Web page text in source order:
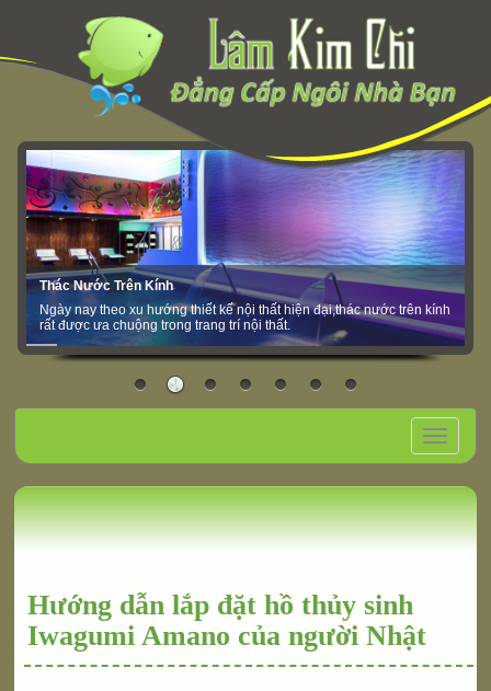
Thác Nước Trên Kính
Ngày nay theo xu hướng thiết kế nội thất hiện đại,thác nước trên kính
rất được ưa chuộng trong trang trí nội thất.
Toggle
navigation
Hướng dẫn lắp đặt hồ thủy sinh
Iwagumi Amano của người Nhật